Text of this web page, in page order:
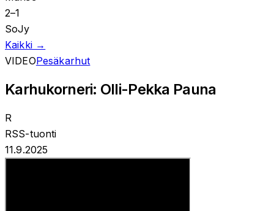
2–1
SoJy
Kaikki →
VIDEOPesäkarhut
Karhukorneri: Olli-Pekka Pauna
R
RSS-tuonti
11.9.2025